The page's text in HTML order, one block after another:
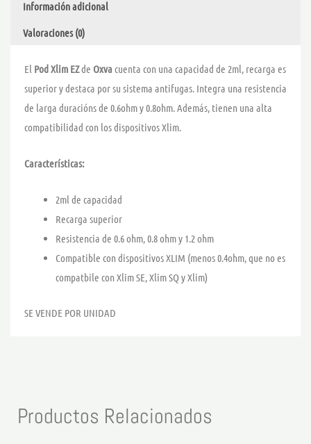
Información adicional
Valoraciones (0)
El Pod Xlim EZde Oxva cuenta con una capacidad de 2ml, recarga es
superior y destaca por su sistema antifugas. Integra una resistencia
de larga duracións de 0.6ohm y 0.8ohm. Además, tienen una alta
compatibilidad con los dispositivos Xlim.
Características:
2ml de capacidad
Recarga superior
Resistencia de 0.6 ohm, 0.8 ohm y 1.2 ohm
Compatible con dispositivos XLIM (menos 0.4ohm, que no es
compatbile con Xlim SE, Xlim SQ y Xlim)
SE VENDE POR UNIDAD
Productos Relacionados